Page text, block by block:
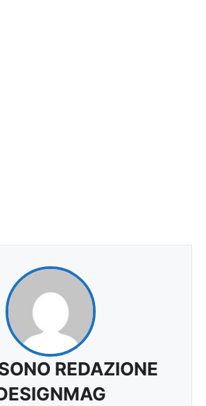
REDAZIONE